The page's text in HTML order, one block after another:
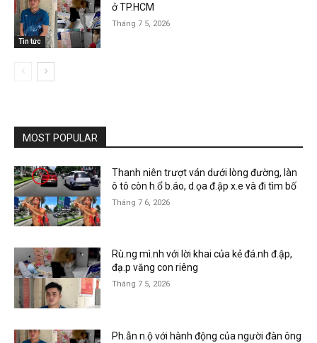
Tin tức
ở TP.HCM
Tháng 7 5, 2026
MOST POPULAR
Thanh niên trượt ván dưới lòng đường, làn
ô tô còn h.ổ b.áo, d.ọa đ.ập x.e và đi tìm bố
Tháng 7 6, 2026
Rù.ng mì.nh với lời khai của kẻ đá.nh đ.ập,
đạ.p văng con riêng
Tháng 7 5, 2026
Ph.ẫn n.ộ với hành động của người đàn ông